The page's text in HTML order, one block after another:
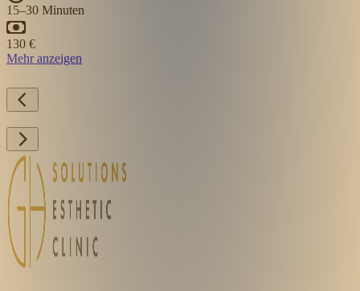
15–30 Minuten
130 €
Mehr anzeigen